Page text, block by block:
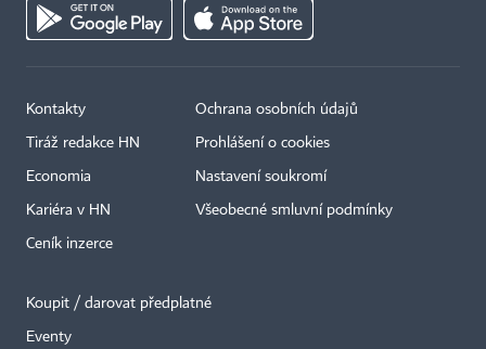
Kontakty
Tiráž redakce HN
Economia
Kariéra v HN
Ceník inzerce
Ochrana osobních údajů
Prohlášení o cookies
Nastavení soukromí
Všeobecné smluvní podmínky
Koupit / darovat předplatné
Eventy